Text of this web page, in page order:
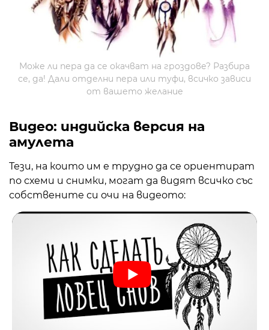
Може ли пера да се окачват на гроздове? Разбира
се, да! Дали отделни пера или туфи, всичко зависи
от вашето желание
Видео: индийска версия на
амулета
Тези, на които им е трудно да се ориентират
по схеми и снимки, могат да видят всичко със
собствените си очи на видеото: